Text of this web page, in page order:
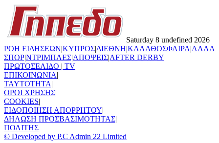
Saturday 8 undefined 2026
ΡΟΗ ΕΙΔΗΣΕΩΝ|ΚΥΠΡΟΣ|ΔΙΕΘΝΗ|ΚΑΛΑΘΟΣΦΑΙΡΑ|ΑΛΛΑ
ΣΠΟΡ|ΝΤΡΙΜΠΛΕΣ|ΑΠΟΨΕΙΣ|AFTER DERBY|
ΠΡΩΤΟΣΕΛΙΔΟ | TV
ΕΠΙΚΟΙΝΩΝΙΑ|
TAYTOTHTA|
ΟΡΟΙ ΧΡΗΣΗΣ|
COOKIES|
ΕΙΔΟΠΟΙΗΣΗ ΑΠΟΡΡΗΤΟΥ|
ΔΗΛΩΣΗ ΠΡΟΣΒΑΣΙΜΟΤΗΤΑΣ|
ΠΟΛΙΤΗΣ
© Developed by P.C Admin 22 Limited